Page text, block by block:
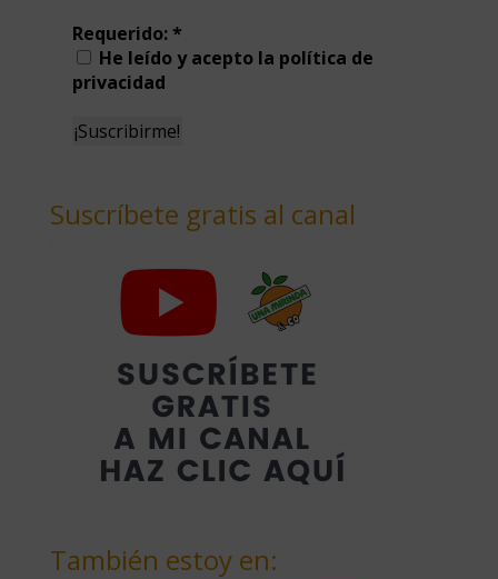
Requerido:*
He leído y acepto la política de
privacidad
Suscríbete gratis al canal
También estoy en: